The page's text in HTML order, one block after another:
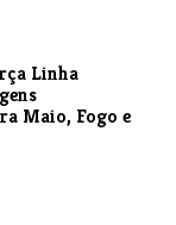
Linha
Maio, Fogo e